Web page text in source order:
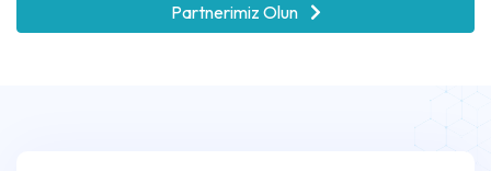
Partnerimiz Olun